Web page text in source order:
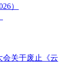
）
会关于废止《云